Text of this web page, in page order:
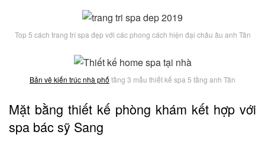
Top 5 cách trang trí spa đẹp với các phong cách hiện đại châu âu anh Tân
Bản vẽ kiến trúc nhà phố tầng 3 mẫu thiết kế spa 5 tầng anh Tân
Mặt bằng thiết kế phòng khám kết hợp với
spa bác sỹ Sang